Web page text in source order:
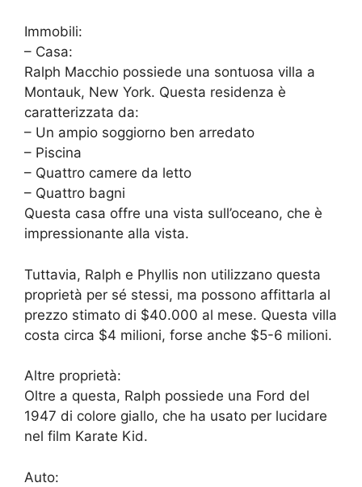
Immobili:
– Casa:
Ralph Macchio possiede una sontuosa villa a
Montauk, New York. Questa residenza è
caratterizzata da:
– Un ampio soggiorno ben arredato
– Piscina
– Quattro camere da letto
– Quattro bagni
Questa casa offre una vista sull’oceano, che è
impressionante alla vista.
Tuttavia, Ralph e Phyllis non utilizzano questa
proprietà per sé stessi, ma possono affittarla al
prezzo stimato di $40.000 al mese. Questa villa
costa circa $4 milioni, forse anche $5-6 milioni.
Altre proprietà:
Oltre a questa, Ralph possiede una Ford del
1947 di colore giallo, che ha usato per lucidare
nel film Karate Kid.
Auto: